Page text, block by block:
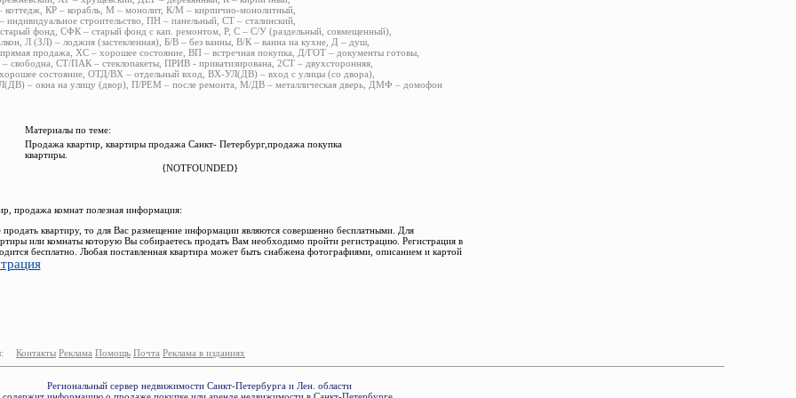
КР – корабль, М – монолит, К/М – кирпично-монолитный,
строительство, ПН – панельный, СТ – сталинский,
фонд, СФК – старый фонд с кап. ремонтом, Р, С – С/У (раздельный, совмещенный),
Л (ЗЛ) – лоджия (застекленная), Б/В – без ванны, В/К – ванна на кухне, Д – душ,
продажа, ХС – хорошее состояние, ВП – встречная покупка, Д/ГОТ – документы готовы,
свободна, СТ/ПАК – стеклопакеты, ПРИВ - приватизирована, 2СТ – двухсторонняя,
состояние, ОТД/ВХ – отдельный вход, ВХ-УЛ(ДВ) – вход с улицы (со двора),
– окна на улицу (двор), П/РЕМ – после ремонта, М/ДВ – металлическая дверь, ДМФ – домофон
Материалы по теме:
Продажа квартир, квартиры продажа Санкт- Петербург,продажа покупка
квартиры.
{NOTFOUNDED}
продажа комнат полезная информация:
квартиру, то для Вас размещение информации являются совершенно бесплатными. Для
или комнаты которую Вы собираетесь продать Вам необходимо пройти регистрацию. Регистрация в
бесплатно. Любая поставленная квартира может быть снабжена фотографиями, описанием и картой
Контакты Реклама Помощь Почта Реклама в изданиях
Региональный сервер недвижимости Санкт-Петербурга и Лен. области